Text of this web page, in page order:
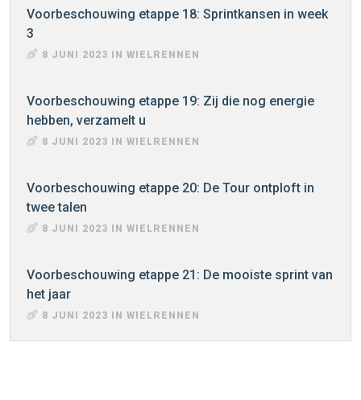
Voorbeschouwing etappe 18: Sprintkansen in week
3
8 JUNI 2023 IN WIELRENNEN
Voorbeschouwing etappe 19: Zij die nog energie
hebben, verzamelt u
8 JUNI 2023 IN WIELRENNEN
Voorbeschouwing etappe 20: De Tour ontploft in
twee talen
8 JUNI 2023 IN WIELRENNEN
Voorbeschouwing etappe 21: De mooiste sprint van
het jaar
8 JUNI 2023 IN WIELRENNEN